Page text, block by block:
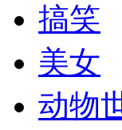
女孩北京地铁
无痛分娩是否
外交部：反对
搞笑
美女
动物